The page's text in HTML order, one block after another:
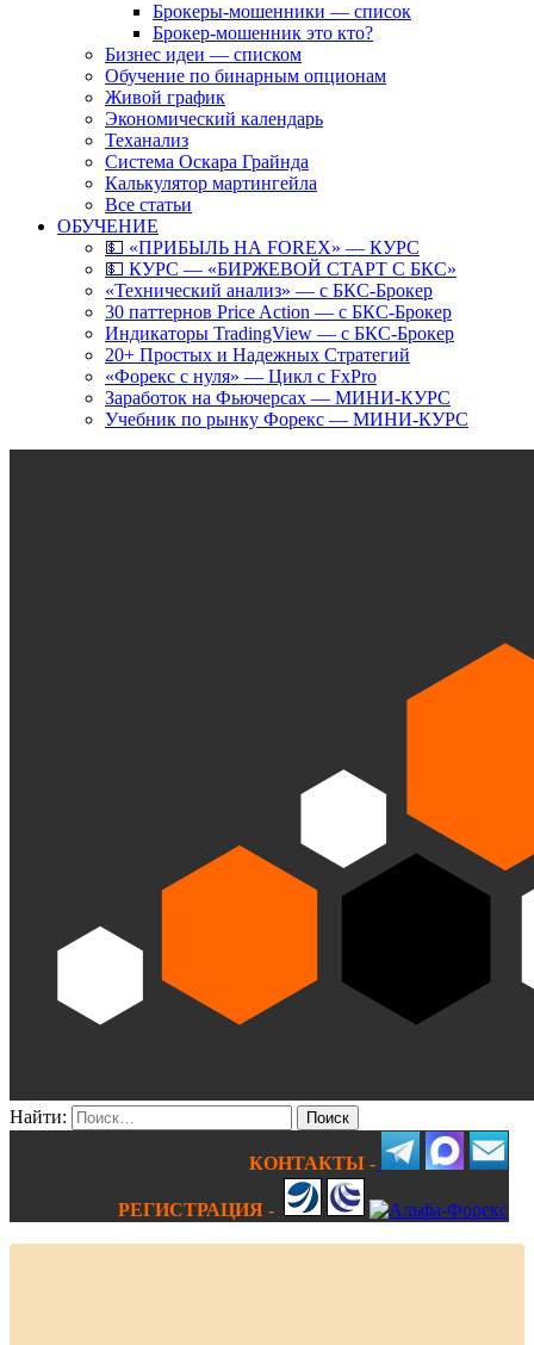
Брокеры-мошенники — список
Брокер-мошенник это кто?
Бизнес идеи — списком
Обучение по бинарным опционам
Живой график
Экономический календарь
Теханализ
Система Оскара Грайнда
Калькулятор мартингейла
Все статьи
ОБУЧЕНИЕ
💵 «ПРИБЫЛЬ НА FOREX» — КУРС
💵 КУРС — «БИРЖЕВОЙ СТАРТ С БКС»
«Технический анализ» — с БКС-Брокер
30 паттернов Price Action — с БКС-Брокер
Индикаторы TradingView — с БКС-Брокер
20+ Простых и Надежных Стратегий
«Форекс с нуля» — Цикл с FxPro
Заработок на Фьючерсах — МИНИ-КУРС
Учебник по рынку Форекс — МИНИ-КУРС
Найти:
КОНТАКТЫ -
РЕГИСТРАЦИЯ -